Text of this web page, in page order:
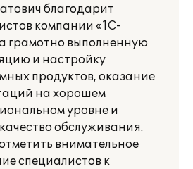
благодарит
компании «1С-
грамотно выполненную
и настройку
продуктов, оказание
на хорошем
уровне и
обслуживания.
внимательное
специалистов к